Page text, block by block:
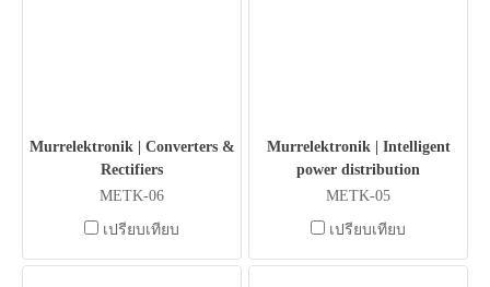
Murrelektronik | Converters &
Rectifiers
METK-06
เปรียบเทียบ
Murrelektronik | Intelligent
power distribution
METK-05
เปรียบเทียบ